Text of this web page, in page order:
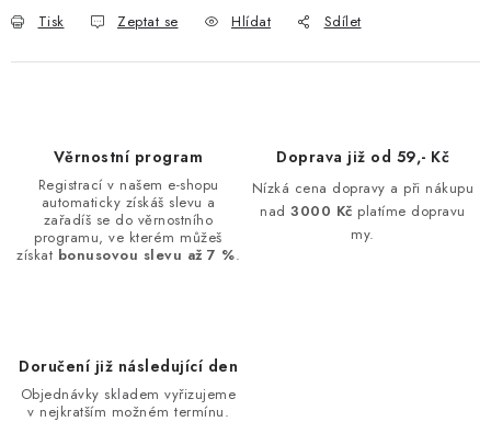
Tisk Zeptat se Hlídat Sdílet
Věrnostní program
Registrací v našem e-shopu
automaticky získáš slevu a
zařadíš se do věrnostního
programu, ve kterém můžeš
získat bonusovou slevu až 7 %.
Doprava již od 59,- Kč
Nízká cena dopravy a při nákupu
nad3000 Kč platíme dopravu
my.
Doručení již následující den
Objednávky skladem vyřizujeme
v nejkratším možném termínu.